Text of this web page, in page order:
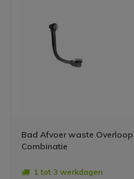
Bad Afvoer waste Overloop
Combinatie
1 tot 3 werkdagen